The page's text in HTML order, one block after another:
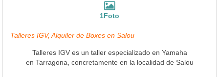
1Foto
Talleres IGV, Alquiler de Boxes en Salou
Talleres IGV es un taller especializado en Yamaha
en Tarragona, concretamente en la localidad de Salou